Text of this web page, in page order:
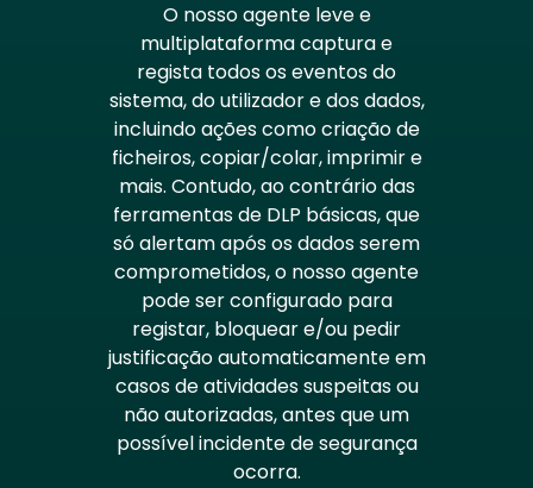
O nosso agente leve e
multiplataforma captura e
regista todos os eventos do
sistema, do utilizador e dos dados,
incluindo ações como criação de
ficheiros, copiar/colar, imprimir e
mais. Contudo, ao contrário das
ferramentas de DLP básicas, que
só alertam após os dados serem
comprometidos, o nosso agente
pode ser configurado para
registar, bloquear e/ou pedir
justificação automaticamente em
casos de atividades suspeitas ou
não autorizadas, antes que um
possível incidente de segurança
ocorra.